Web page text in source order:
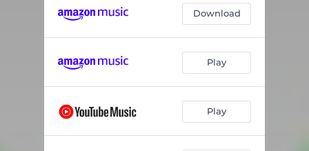
Download
Play
Play